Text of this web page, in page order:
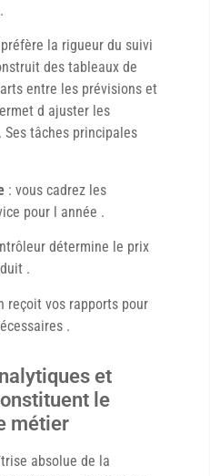
la rigueur du suivi
des tableaux de
entre les prévisions et
d ajuster les
tâches principales
: vous cadrez les
pour l année .
détermine le prix
.
reçoit vos rapports pour
.
et
le
métier
absolue de la